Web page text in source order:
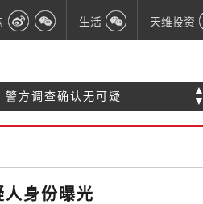
生活 天维投资
警方调查确认无可疑
桥灯光秀全球招商
多人损失大笔资金
！新西兰加强外交和对
▲
▼
人身份曝光